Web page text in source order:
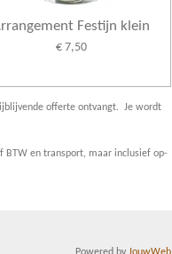
Festijn klein
€ 7,50
offerte ontvangt. Je wordt
BTW en transport, maar inclusief op-